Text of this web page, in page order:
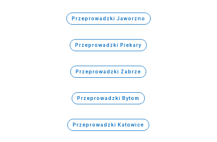
Przeprowadzki Jaworzno
Przeprowadzki Piekary
Przeprowadzki Zabrze
Przeprowadzki Bytom
Przeprowadzki Katowice